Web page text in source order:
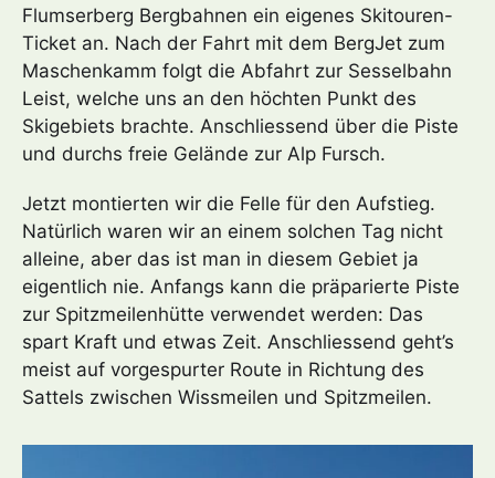
Flumserberg Bergbahnen ein eigenes Skitouren-
Ticket an. Nach der Fahrt mit dem BergJet zum
Maschenkamm folgt die Abfahrt zur Sesselbahn
Leist, welche uns an den höchten Punkt des
Skigebiets brachte. Anschliessend über die Piste
und durchs freie Gelände zur Alp Fursch.
Jetzt montierten wir die Felle für den Aufstieg.
Natürlich waren wir an einem solchen Tag nicht
alleine, aber das ist man in diesem Gebiet ja
eigentlich nie. Anfangs kann die präparierte Piste
zur Spitzmeilenhütte verwendet werden: Das
spart Kraft und etwas Zeit. Anschliessend geht’s
meist auf vorgespurter Route in Richtung des
Sattels zwischen Wissmeilen und Spitzmeilen.